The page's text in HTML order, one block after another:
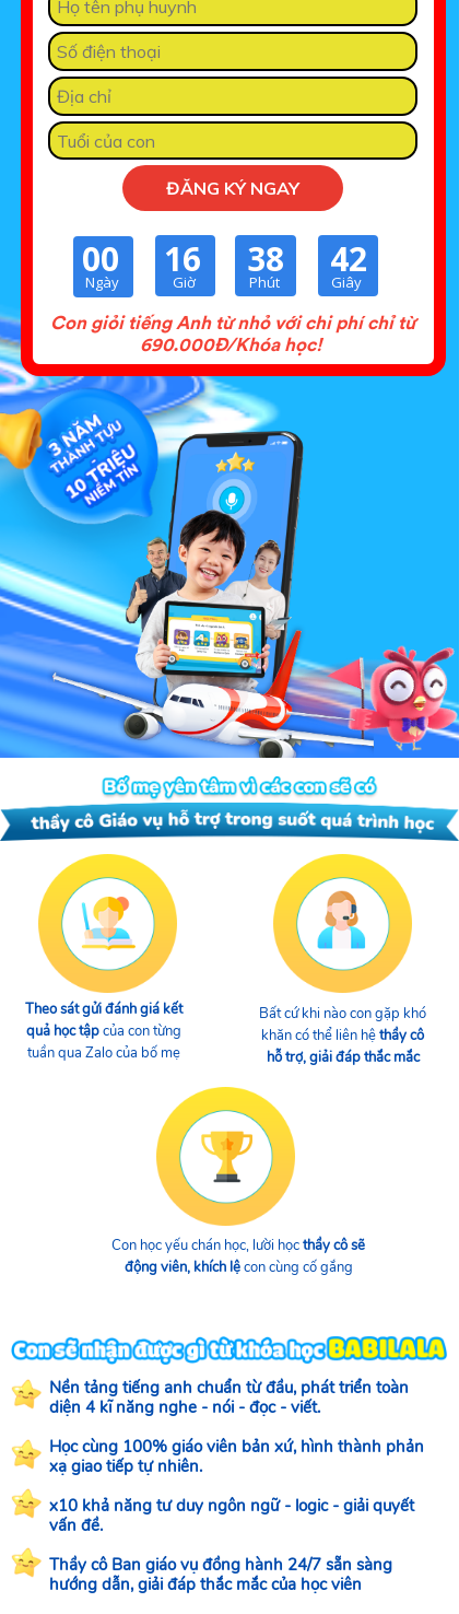
Ngày Giờ Phút Giây
00 16 38 40
ĐĂNG KÝ NGAY
Con giỏi tiếng Anh từ nhỏ với chi phí chỉ từ
690.000Đ/Khóa học!
Theo sát gửi đánh giá kết
quả học tậpcủa con từng
tuần qua Zalo của bố mẹ
Bất cứ khi nào con gặp khó
khăn có thể liên hệthầy cô
hỗ trợ, giải đáp thắc mắc
Con học yếu chán học, lười họcthầy cô sẽ
động viên, khích lệcon cùng cố gắng
Nền tảng tiếng anh chuẩn từ đầu, phát triển toàn
diện 4 kĩ năng nghe - nói - đọc - viết.
Học cùng 100% giáo viên bản xứ, hình thành phản
xạ giao tiếp tự nhiên.
x10 khả năng tư duy ngôn ngữ - logic - giải quyết
vấn đề.
Thầy cô Ban giáo vụ đồng hành 24/7 sẵn sàng
hướng dẫn, giải đáp thắc mắc của học viên